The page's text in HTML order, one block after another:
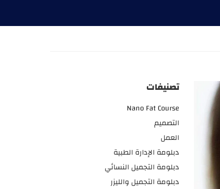
تصنيفات
Nano Fat Course
التصميم
العمل
دبلومة الإدارة الطبية
دبلومة التجميل النسائي
دبلومة التجميل والليزر